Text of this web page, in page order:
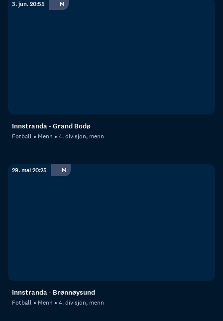
3. jun. 20:55 M
Innstranda - Grand Bodø
Fotball Menn 4. divisjon, menn
29. mai 20:25 M
Innstranda - Brønnøysund
Fotball Menn 4. divisjon, menn